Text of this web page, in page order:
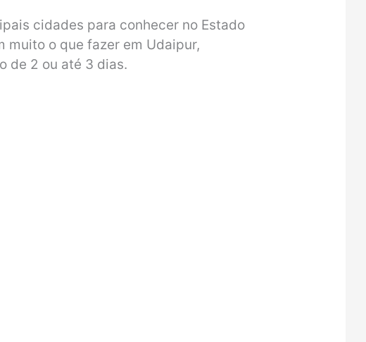
cidades para conhecer no Estado
muito o que fazer em Udaipur,
de 2 ou até 3 dias.